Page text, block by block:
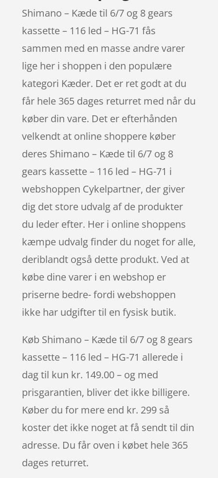
Shimano – Kæde til 6/7 og 8 gears
kassette – 116 led – HG-71 fås
sammen med en masse andre varer
lige her i shoppen i den populære
kategori Kæder. Det er ret godt at du
får hele 365 dages returret med når du
køber din vare. Det er efterhånden
velkendt at online shoppere køber
deres Shimano – Kæde til 6/7 og 8
gears kassette – 116 led – HG-71 i
webshoppen Cykelpartner, der giver
dig det store udvalg af de produkter
du leder efter. Her i online shoppens
kæmpe udvalg finder du noget for alle,
deriblandt også dette produkt. Ved at
købe dine varer i en webshop er
priserne bedre- fordi webshoppen
ikke har udgifter til en fysisk butik.
Køb Shimano – Kæde til 6/7 og 8 gears
kassette – 116 led – HG-71 allerede i
dag til kun kr. 149.00 – og med
prisgarantien, bliver det ikke billigere.
Køber du for mere end kr. 299 så
koster det ikke noget at få sendt til din
adresse. Du får oven i købet hele 365
dages returret.